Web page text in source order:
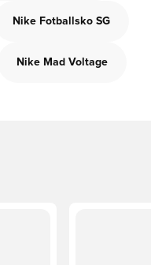
Nike Fotballsko SG
Nike Mad Voltage